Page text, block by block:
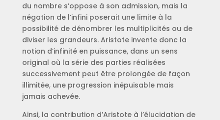
du nombre s’oppose à son admission, mais la
négation de l’infini poserait une limite à la
possibilité de dénombrer les multiplicités ou de
diviser les grandeurs. Aristote invente donc la
notion d’infinité en puissance, dans un sens
original où la série des parties réalisées
successivement peut être prolongée de façon
illimitée, une progression inépuisable mais
jamais achevée.
Ainsi, la contribution d’Aristote à l’élucidation de